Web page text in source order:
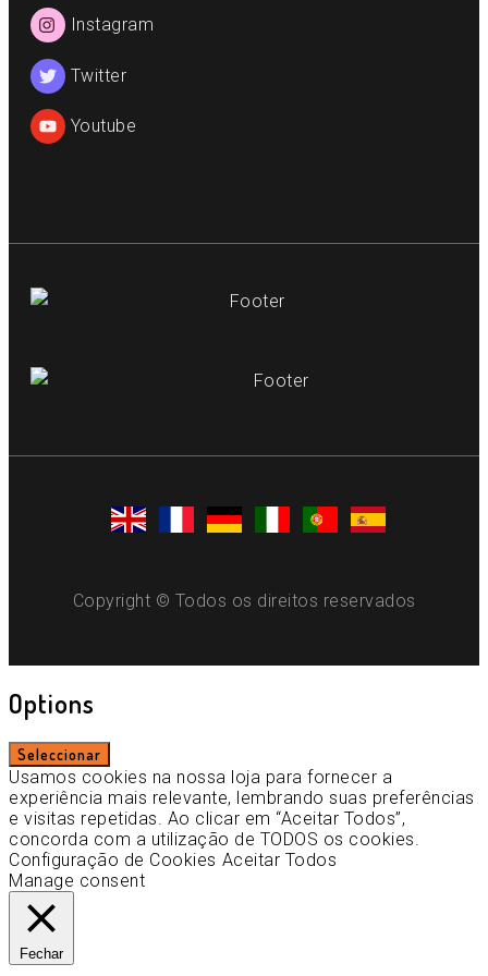
Instagram
Twitter
Youtube
Copyright © Todos os direitos reservados
Options
Seleccionar
Usamos cookies na nossa loja para fornecer a
experiência mais relevante, lembrando suas preferências
e visitas repetidas. Ao clicar em “Aceitar Todos”,
concorda com a utilização de TODOS os cookies.
Configuração de Cookies Aceitar Todos
Manage consent
Fechar